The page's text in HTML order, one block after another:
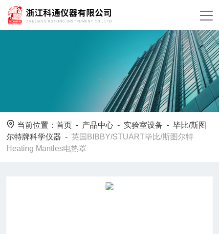
当前位置：首页 - 产品中心 - 实验室设备 -毕比/斯图
尔特牌科学仪器 -英国BIBBY/STUART毕比/斯图尔特
Heating Mantles电热罩